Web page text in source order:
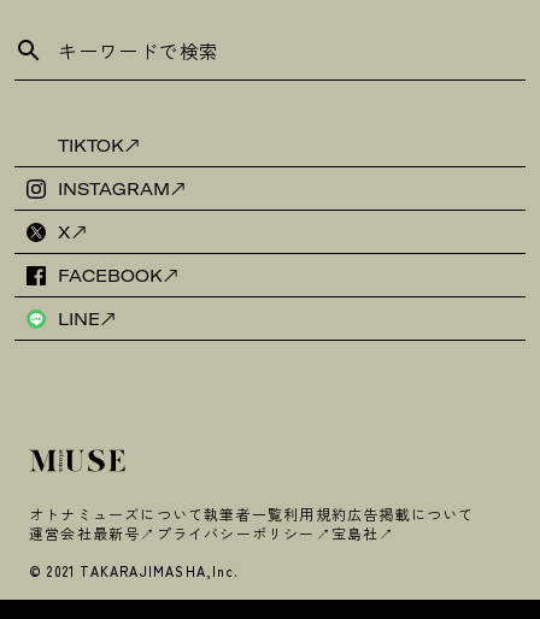
TIKTOK
INSTAGRAM
X
FACEBOOK
LINE
オトナミューズについて執筆者一覧利用規約広告掲載について
運営会社最新号 プライバシーポリシー 宝島社
© 2021 TAKARAJIMASHA,Inc.